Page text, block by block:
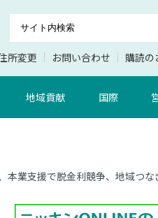
所変更 お問い合わせ 購読の
地域貢献 国際
業支援で脱金利競争、地域つな